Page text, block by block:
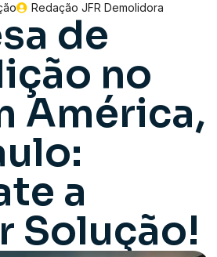
Redação JFR Demolidora
de
no
América,
a
Solução!